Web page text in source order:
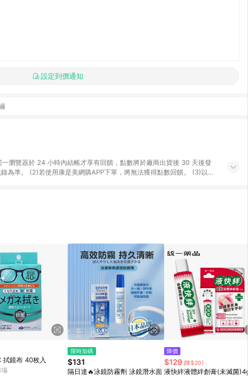
設定到價通知
瀏覽器於 24 小時內結帳才享有回饋，點數將於廠商出貨後 30 天後發
為準。 (2)若使用康是美網購APP下單，將無法獲得點數回饋。​ (3)以下
於LINE購物網站或APP中的「我的訂單」頁面查詢，請依LINE購物網站
拭鏡布 40枚入
場
限時加碼
$131
隔日達🔥泳鏡防霧劑 泳鏡潛水面
降價
$129 (降$20)
液快絆液體絆創膏(未滅菌)4g